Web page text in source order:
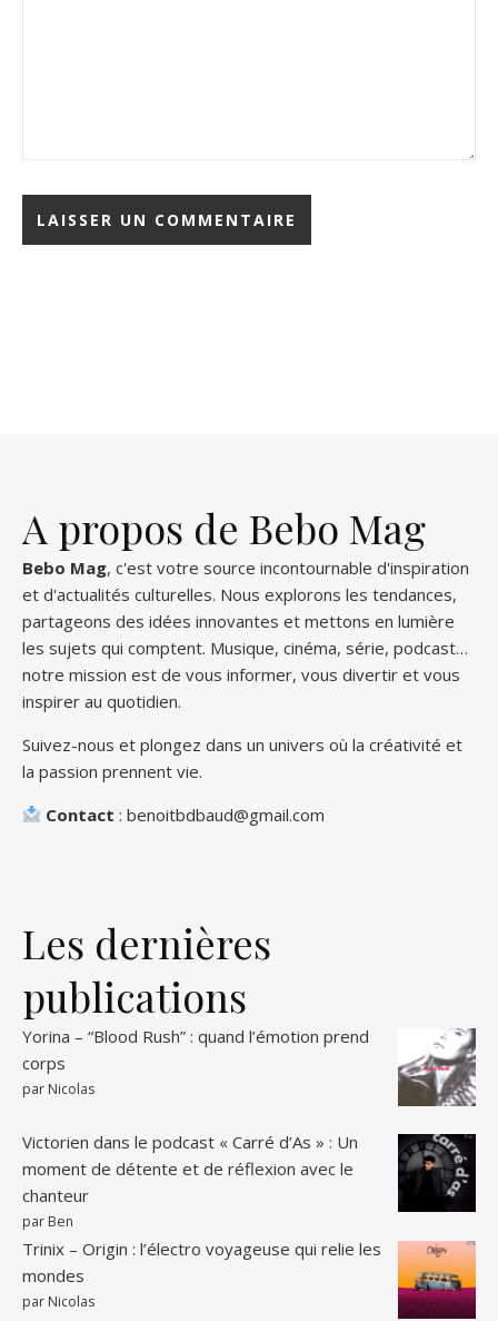
A propos de Bebo Mag
Bebo Mag, c'est votre source incontournable d'inspiration
et d'actualités culturelles. Nous explorons les tendances,
partageons des idées innovantes et mettons en lumière
les sujets qui comptent. Musique, cinéma, série, podcast…
notre mission est de vous informer, vous divertir et vous
inspirer au quotidien.
Suivez-nous et plongez dans un univers où la créativité et
la passion prennent vie.
Contact : benoitbdbaud@gmail.com
Les dernières
publications
Yorina – “Blood Rush” : quand l’émotion prend
corps
par Nicolas
Victorien dans le podcast « Carré d’As » : Un
moment de détente et de réflexion avec le
chanteur
par Ben
Trinix – Origin : l’électro voyageuse qui relie les
mondes
par Nicolas